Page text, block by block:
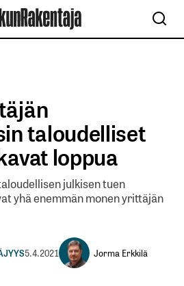
taloudelliset
loppua
julkisen tuen
yhä enemmän monen yrittäjän
5.4.2021
Jorma Erkkilä